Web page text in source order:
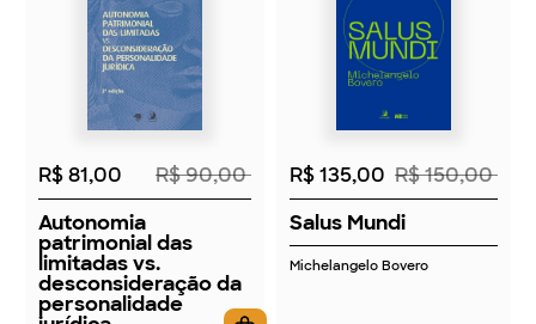
2026
R$ 81,00
R$ 90,00
Autonomia
patrimonial das
limitadas vs.
desconsideração da
personalidade
2026
R$ 135,00 R$ 150,00
Salus Mundi
Michelangelo Bovero